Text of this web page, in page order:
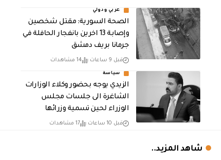
عربي ودولي
الصحة السورية: مقتل شخصين
وإصابة 13 اخرين بانفجار الحافلة في
جرمانا بريف دمشق
قبل 9 ساعات 14 مشاهدات
سياسة
الزيدي يوجه بحضور وكلاء الوزارات
الشاغرة الى جلسات مجلس
الوزراء لحين تسمية وزرائها
قبل 10 ساعات 17 مشاهدات
شاهد المزيد..